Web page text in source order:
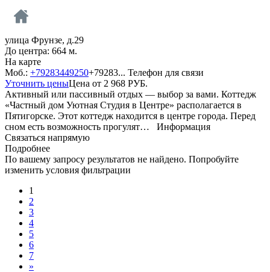
улица Фрунзе, д.29
До центра: 664 м.
На карте
Моб.: +79283449250+79283... Телефон для связи
Уточнить ценыЦена от 2 968 РУБ.
Активный или пассивный отдых — выбор за вами. Коттедж
«Частный дом Уютная Студия в Центре» располагается в
Пятигорске. Этот коттедж находится в центре города. Перед
сном есть возможность прогулят… Информация
Связаться напрямую
Подробнее
По вашему запросу результатов не найдено. Попробуйте
изменить условия фильтрации
1
2
3
4
5
6
7
»